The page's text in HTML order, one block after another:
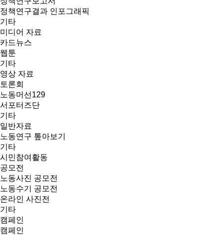
정책연구결과 인포그래픽
기타
미디어 자료
카드뉴스
웹툰
기타
영상 자료
토론회
노동머선129
서포터즈단
기타
일반자료
노동연구 톺아보기
기타
시민참여활동
공모전
노동사진 공모전
노동수기 공모전
온라인 사진전
기타
캠페인
캠페인